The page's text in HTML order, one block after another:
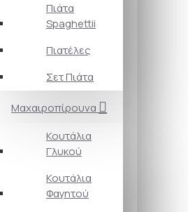
Πιάτα
Spaghettii
Πιατέλες
Σετ Πιάτα
Μαχαιροπίρουνα
Κουτάλια
Γλυκού
Κουτάλια
Φαγητού